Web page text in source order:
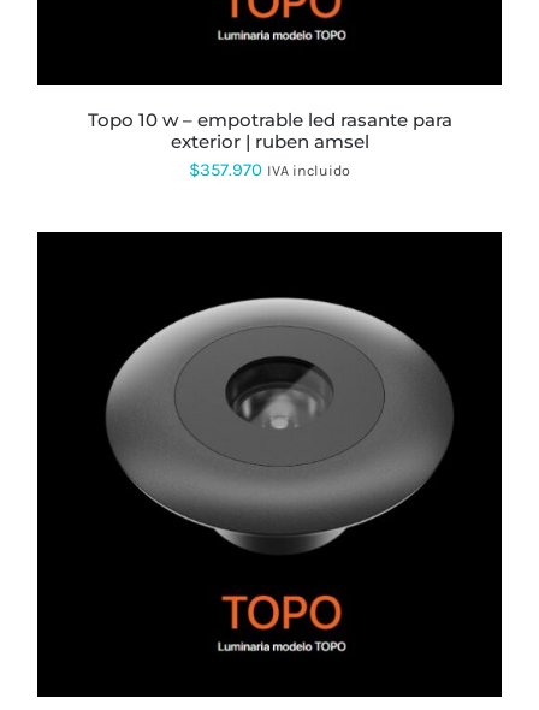
topo 10 w – empotrable led rasante para
exterior | ruben amsel
$357.970 IVA incluido